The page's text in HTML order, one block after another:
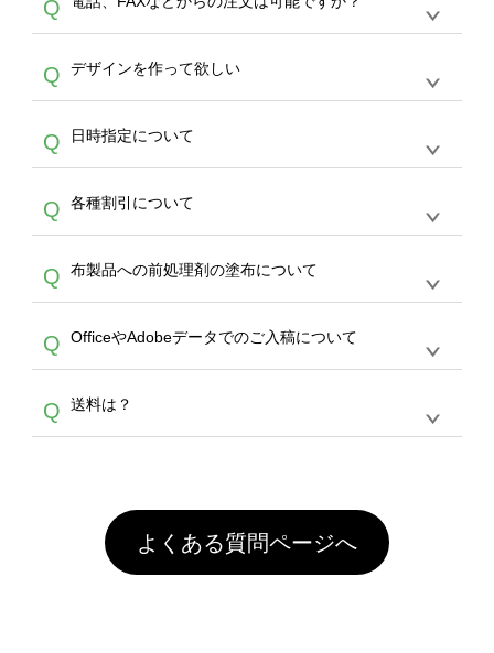
は、サポートが担当するエコバッグコンシェル
やタンブラーコンシェルをご利用ください。製
作する数量が多ければ多いほど、オンデマンド
サービスよりも低価格で製作することが可能で
す。
ドできるデータ形式は、JPG / PNG / AI / PSD /
PDF 形式になります。データの最大サイズ
写真などもアップロード可能です。使用できな
い画像はエラーになります。（※ Illustratorか
らの直接入稿には対応していません。AIで保存
し、デザインツールからアップロードして下さ
い）
Q
A
文のみ受け付けております。30個以上のご製
作をお考えの方は、サポートが担当するエコバ
スをご利用頂ければ、電話やFAX、メールなど
でご注文が可能です。
Q デザインを作って欲しい
A
を作って欲しい。などの場合は、製作数量が
30個以上であれば、サポート担当が、デザイ
バッグコンシェル
サー
ビスをご利用ください。(※ 30個以下の場合
は、デザインツールをご利用ください)
Q 日時指定について
A
ん。発送後18時以降に配送業者・伝票番号を
メールでお知らせいたしますので、直接配送業
者にご連絡いただき調整をお願い致します。
Q 各種割引について
A
カート内で自動的に割引(最大50%)が適用され
ます。 【付与ポイント】購入金額の1％が1ポ
イントとして付与され、次回ご注文時に1ポイ
ント＝1円としてお使いいただけます。ポイン
トは発送完了の翌日に付与され、次回ご注文時
からご利用頂けます。ポイントの有効期限は一
年間です。【会員ランク】過去10カ月のご注
文回数により会員ランク割引(最大5%)が適用
頂いても、ログインがされていなければ、ラン
クにカウントがされません。
Q 布製品への前処理剤の塗布について
A
意点（前処理剤）】カラー生地（Tシャツのホ
ワイト、トートバッグのナチュラル、ホワイト
といって、プリントを定着させるための処理剤
を塗布しており、短納期・低価格で商品をお届
害な性質で、水洗いで落とすことが可能です。
お手数ですが、お客様ご自身にて着用前に落と
していただけますようお願いいたします。※1
通常注文・直送機能でのご注文に関わらず、前
Q OfficeやAdobeデータでのご入稿について
A
ません。いずれのデータも該当デザインのみ画
像(JPEG,PNG,GIF,PDF)に変換、またはAdobe
Q 送料は？
引」などによるお値引きで4,000円未満になる
場合は送料がかかりますので、ご注意くださ
い。
よくある質問ページへ